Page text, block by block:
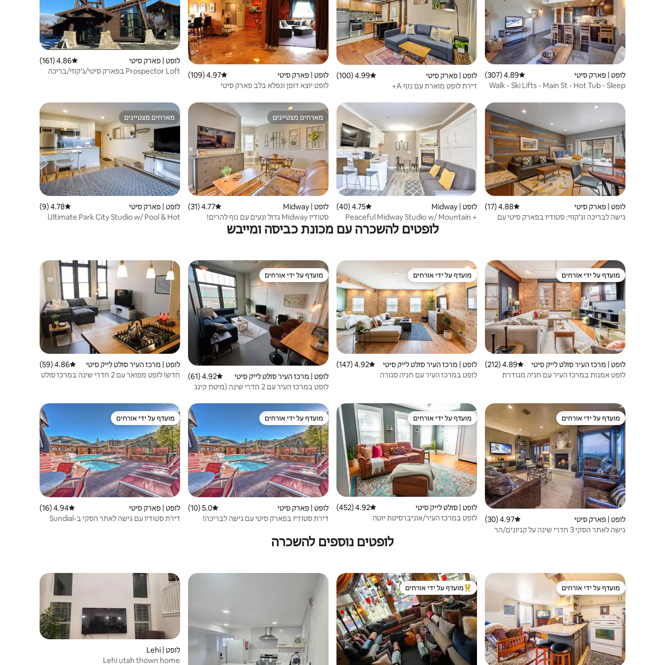
לופט | פארק סיטי דירוג ממוצע של 4.89 מתוך 5, 307 ביקורות
4.89 (307)
Walk - Ski Lifts - Main St - Hot Tub - Sleep
לופט | פארק סיטי דירוג ממוצע של 4.99 מתוך 5, 100 ביקורות
4.99 (100)
דירת לופט מוארת עם נוף A+
לופט | פארק סיטי דירוג ממוצע של 4.97 מתוך 5, 109 ביקורות
4.97 (109)
לופט יוצא דופן ונפלא בלב פארק סיטי
לופט | פארק סיטי דירוג ממוצע של 4.86 מתוך 5, 161 ביקורות
4.86 (161)
Prospector Loft בפארק סיטי/ג'קוזי/בריכה
לופט | פארק סיטי דירוג ממוצע של 4.88 מתוך 5, 17 ביקורות
4.88 (17)
גישה לבריכה וג'קוזי: סטודיו בפארק סיטי עם
לופט | Midway דירוג ממוצע של 4.75 מתוך 5, 40 ביקורות
4.75 (40)
Peaceful Midway Studio w/ Mountain +
מארחים מצטיינים
מארחים מצטיינים
לופט | Midway דירוג ממוצע של 4.77 מתוך 5, 31 ביקורות
4.77 (31)
סטודיו Midway גדול ונעים עם נוף להרים!
מארחים מצטיינים
מארחים מצטיינים
לופט | פארק סיטי דירוג ממוצע של 4.78 מתוך 5, 9 ביקורות
4.78 (9)
Ultimate Park City Studio w/ Pool & Hot
לופטים להשכרה עם מכונת כביסה ומייבש
מועדף על ידי אורחים
מועדף על ידי אורחים
לופט | מרכז העיר סולט לייק סיטי דירוג ממוצע של 4.89 מתוך 5, 212 ביקורות
4.89 (212)
לופט אמנות במרכז העיר עם חניה מגודרת
מועדף על ידי אורחים
מועדף על ידי אורחים
לופט | מרכז העיר סולט לייק סיטי דירוג ממוצע של 4.92 מתוך 5, 147 ביקורות
4.92 (147)
לופט במרכז העיר עם חניה סגורה
מועדף על ידי אורחים
מועדף על ידי אורחים
לופט | מרכז העיר סולט לייק סיטי דירוג ממוצע של 4.92 מתוך 5, 61 ביקורות
4.92 (61)
לופט במרכז העיר עם 2 חדרי שינה (מיטת קינג
לופט | מרכז העיר סולט לייק סיטי דירוג ממוצע של 4.86 מתוך 5, 59 ביקורות
4.86 (59)
חדש! לופט מפואר עם 2 חדרי שינה במרכז סולט
מועדף על ידי אורחים
מועדף על ידי אורחים
לופט | פארק סיטי דירוג ממוצע של 4.97 מתוך 5, 30 ביקורות
4.97 (30)
גישה לאתר הסקי 3 חדרי שינה על קניונים/הר
מועדף על ידי אורחים
מועדף על ידי אורחים
לופט | סולט לייק סיטי דירוג ממוצע של 4.92 מתוך 5, 452 ביקורות
4.92 (452)
לופט במרכז העיר/אוניברסיטת יוטה
מועדף על ידי אורחים
מועדף על ידי אורחים
לופט | פארק סיטי דירוג ממוצע של 5.0 מתוך 5, 10 ביקורות
5.0 (10)
דירת סטודיו בפארק סיטי עם גישה לבריכה!
מועדף על ידי אורחים
מועדף על ידי אורחים
לופט | פארק סיטי דירוג ממוצע של 4.94 מתוך 5, 16 ביקורות
4.94 (16)
דירת סטודיו עם גישה לאתר הסקי ב-Sundial
לופטים נוספים להשכרה
מועדף על ידי אורחים
מועדף על ידי אורחים מוביל בקרב נכסים מועדפים על ידי אורחים
מועדף על ידי אורחים
לופט | Lehi
Lehi utah thown home